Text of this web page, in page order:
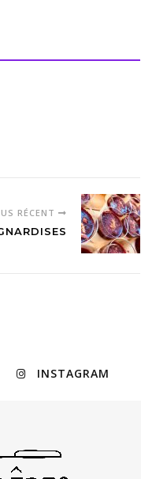
RÉCENT
INSTAGRAM